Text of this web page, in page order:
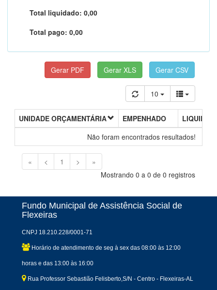
Total liquidado: 0,00
Total pago: 0,00
10
UNIDADE ORÇAMENTÁRIA EMPENHADO
Não foram encontrados resultados!
« < 1 >
»
Mostrando 0 a 0 de 0 registros
Fundo Municipal de Assistência Social de
Flexeiras
CNPJ 18.210.228/0001-71
Horário de atendimento de seg à sex das 08:00 às 12:00
horas e das 13:00 às 16:00
Rua Professor Sebastião Felisberto,S/N - Centro - Flexeiras-AL